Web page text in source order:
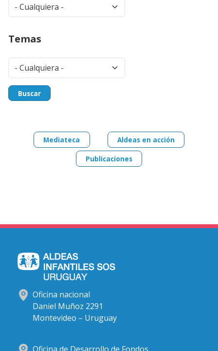
Temas
Buscar
Mediateca Aldeas en acción
Publicaciones
Oficina nacional
Daniel Muñoz 2291
Montevideo – Uruguay